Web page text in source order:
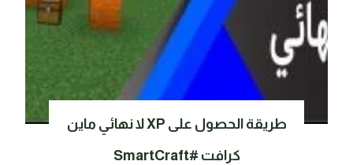
طريقة الحصول على XP لا نهائي ماين
كرافت #SmartCraft